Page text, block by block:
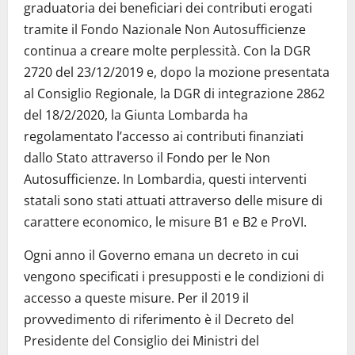
graduatoria dei beneficiari dei contributi erogati
tramite il Fondo Nazionale Non Autosufficienze
continua a creare molte perplessità. Con la DGR
2720 del 23/12/2019 e, dopo la mozione presentata
al Consiglio Regionale, la DGR di integrazione 2862
del 18/2/2020, la Giunta Lombarda ha
regolamentato l’accesso ai contributi finanziati
dallo Stato attraverso il Fondo per le Non
Autosufficienze. In Lombardia, questi interventi
statali sono stati attuati attraverso delle misure di
carattere economico, le misure B1 e B2 e ProVI.
Ogni anno il Governo emana un decreto in cui
vengono specificati i presupposti e le condizioni di
accesso a queste misure. Per il 2019 il
provvedimento di riferimento è il Decreto del
Presidente del Consiglio dei Ministri del